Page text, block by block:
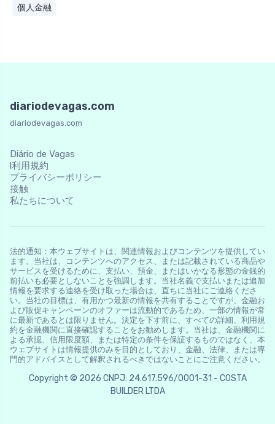
個人金融
diariodevagas.com
diariodevagas.com
Diário de Vagas
l利用規約
プライバシーポリシー
接触
私たちについて
法的通知：本ウェブサイトは、関連情報およびコンテンツを提供してい
ます。当社は、コンテンツへのアクセス、または記載されている商品や
サービスを受けるために、支払い、預金、またはいかなる形態の金銭的
前払いも必要としないことを強調します。当社名義で支払いまたは追加
情報を要求する連絡を受け取った場合は、直ちに当社にご連絡くださ
い。当社の目標は、有用かつ最新の情報を共有することですが、金融お
よび販促キャンペーンのオファーは流動的であるため、一部の情報が常
に最新であるとは限りません。決定を下す前に、すべての詳細、利用規
約を金融機関に直接確認することをお勧めします。当社は、金融機関に
よる承認、信用限度額、または特定の条件を保証するものではなく、本
ウェブサイトは情報提供のみを目的としており、金融、法律、または専
門的アドバイスとして解釈されるべきではないことにご注意ください。
Copyright © 2026 CNPJ: 24.617.596/0001-31 - COSTA
BUILDER LTDA